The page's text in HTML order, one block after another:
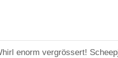
enorm vergrössert!